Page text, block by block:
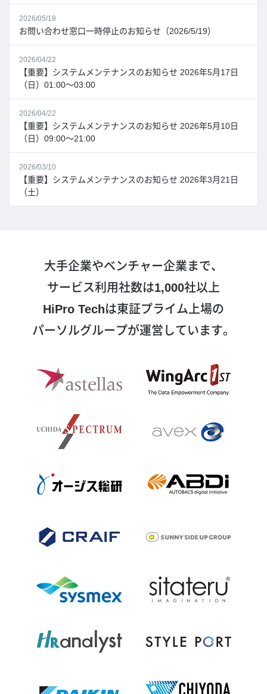
2026/05/18
お問い合わせ窓口一時停止のお知らせ（2026/5/19）
2026/04/22
【重要】システムメンテナンスのお知らせ 2026年5月17日
（日）01:00～03:00
2026/04/22
【重要】システムメンテナンスのお知らせ 2026年5月10日
（日）09:00～21:00
2026/03/10
【重要】システムメンテナンスのお知らせ 2026年3月21日
（土）
大手企業やベンチャー企業まで、
サービス利用社数は1,000社以上
HiPro Techは東証プライム上場の
パーソルグループが運営しています。